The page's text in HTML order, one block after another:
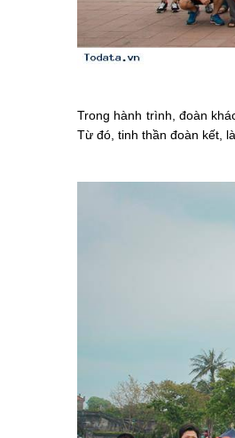
Trong hành trình, đoàn
Từ đó, tinh thần đoàn kết,